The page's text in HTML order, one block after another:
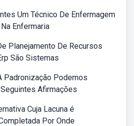
Um Técnico De Enfermagem
Enfermaria
Planejamento De Recursos
São Sistemas
Padronização Podemos
Afirmações
Cuja Lacuna é
Por Onde